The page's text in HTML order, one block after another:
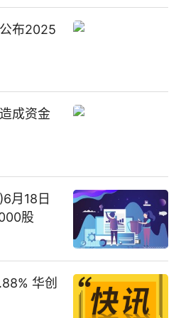
布2025
成资金
月18日
股
华创